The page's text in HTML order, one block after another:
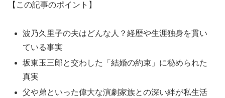
【この記事のポイント】
波乃久里子の夫はどんな人？経歴や生涯独身を貫い
ている事実
坂東玉三郎と交わした「結婚の約束」に秘められた
真実
父や弟といった偉大な演劇家族との深い絆が私生活